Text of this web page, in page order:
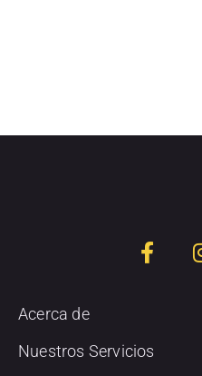
Acerca de
Nuestros Servicios